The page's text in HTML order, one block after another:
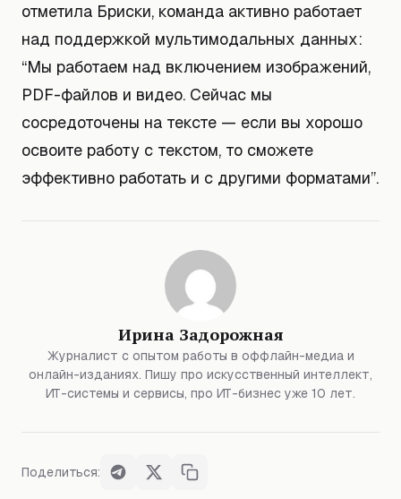
отметила Бриски, команда активно работает
над поддержкой мультимодальных данных:
“Мы работаем над включением изображений,
PDF-файлов и видео. Сейчас мы
сосредоточены на тексте — если вы хорошо
освоите работу с текстом, то сможете
эффективно работать и с другими форматами”.
Ирина Задорожная
Журналист с опытом работы в оффлайн-медиа и
онлайн-изданиях. Пишу про искусственный интеллект,
ИТ-системы и сервисы, про ИТ-бизнес уже 10 лет.
Поделиться: